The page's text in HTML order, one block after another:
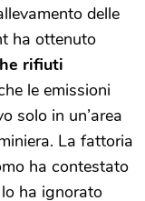
delle
ha ottenuto
rifiuti
le emissioni
solo in un’area
La fattoria
ha contestato
ha ignorato